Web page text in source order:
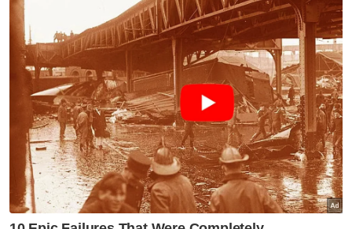
Nyamuk pembawa virus 'West
Nile' dikesan di Israel
GLOBAL
Korea Utara syor sup daging
anjing ketika gelombang haba
cecah 36.7 darjah Celsius